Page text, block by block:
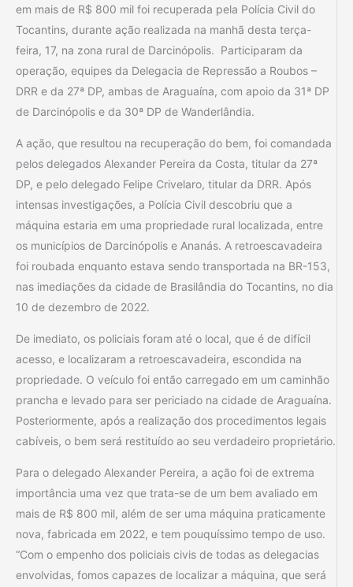
em mais de R$ 800 mil foi recuperada pela Polícia Civil do
Tocantins, durante ação realizada na manhã desta terça-
feira, 17, na zona rural de Darcinópolis. Participaram da
operação, equipes da Delegacia de Repressão a Roubos –
DRR e da 27ª DP, ambas de Araguaína, com apoio da 31ª DP
de Darcinópolis e da 30ª DP de Wanderlândia.
A ação, que resultou na recuperação do bem, foi comandada
pelos delegados Alexander Pereira da Costa, titular da 27ª
DP, e pelo delegado Felipe Crivelaro, titular da DRR. Após
intensas investigações, a Polícia Civil descobriu que a
máquina estaria em uma propriedade rural localizada, entre
os municípios de Darcinópolis e Ananás. A retroescavadeira
foi roubada enquanto estava sendo transportada na BR-153,
nas imediações da cidade de Brasilândia do Tocantins, no dia
10 de dezembro de 2022.
De imediato, os policiais foram até o local, que é de difícil
acesso, e localizaram a retroescavadeira, escondida na
propriedade. O veículo foi então carregado em um caminhão
prancha e levado para ser periciado na cidade de Araguaína.
Posteriormente, após a realização dos procedimentos legais
cabíveis, o bem será restituído ao seu verdadeiro proprietário.
Para o delegado Alexander Pereira, a ação foi de extrema
importância uma vez que trata-se de um bem avaliado em
mais de R$ 800 mil, além de ser uma máquina praticamente
nova, fabricada em 2022, e tem pouquíssimo tempo de uso.
“Com o empenho dos policiais civis de todas as delegacias
envolvidas, fomos capazes de localizar a máquina, que será